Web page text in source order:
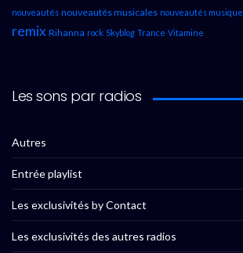
nouveautés nouveautés musicales nouveautés musique
remix Rihanna rock Skyblog Trance Vitamine
Les sons par radios
Autres
Entrée playlist
Les exclusivités by Contact
Les exclusivités des autres radios